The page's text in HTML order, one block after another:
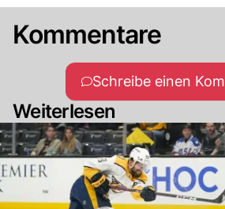
Kommentare
Schreibe einen
Weiterlesen